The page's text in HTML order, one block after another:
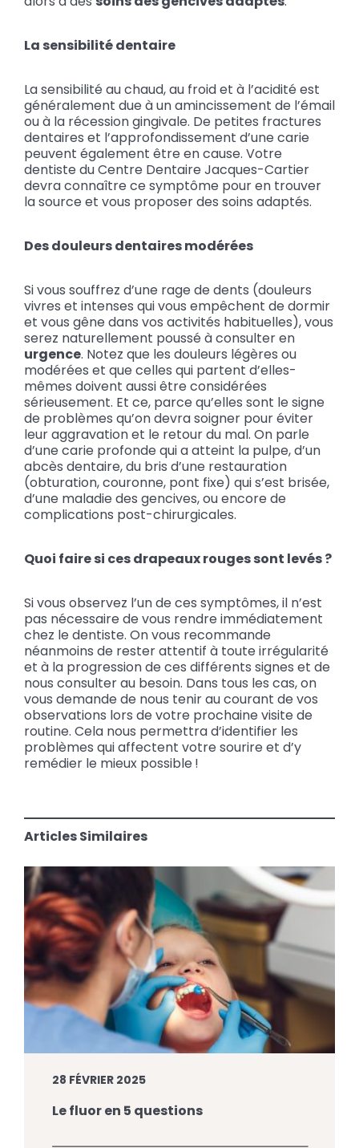
La sensibilité dentaire
La sensibilité au chaud, au froid et à l’acidité est
généralement due à un amincissement de l’émail
ou à la récession gingivale. De petites fractures
dentaires et l’approfondissement d’une carie
peuvent également être en cause. Votre
dentiste du Centre Dentaire Jacques-Cartier
devra connaître ce symptôme pour en trouver
la source et vous proposer des soins adaptés.
Des douleurs dentaires modérées
Si vous souffrez d’une rage de dents (douleurs
vivres et intenses qui vous empêchent de dormir
et vous gêne dans vos activités habituelles), vous
serez naturellement poussé à consulter en
urgence. Notez que les douleurs légères ou
modérées et que celles qui partent d’elles-
mêmes doivent aussi être considérées
sérieusement. Et ce, parce qu’elles sont le signe
de problèmes qu’on devra soigner pour éviter
leur aggravation et le retour du mal. On parle
d’une carie profonde qui a atteint la pulpe, d’un
abcès dentaire, du bris d’une restauration
(obturation, couronne, pont fixe) qui s’est brisée,
d’une maladie des gencives, ou encore de
complications post-chirurgicales.
Quoi faire si ces drapeaux rouges sont levés ?
Si vous observez l’un de ces symptômes, il n’est
pas nécessaire de vous rendre immédiatement
chez le dentiste. On vous recommande
néanmoins de rester attentif à toute irrégularité
et à la progression de ces différents signes et de
nous consulter au besoin. Dans tous les cas, on
vous demande de nous tenir au courant de vos
observations lors de votre prochaine visite de
routine. Cela nous permettra d’identifier les
problèmes qui affectent votre sourire et d’y
remédier le mieux possible !
Articles Similaires
28 FÉVRIER 2025
Le fluor en 5 questions